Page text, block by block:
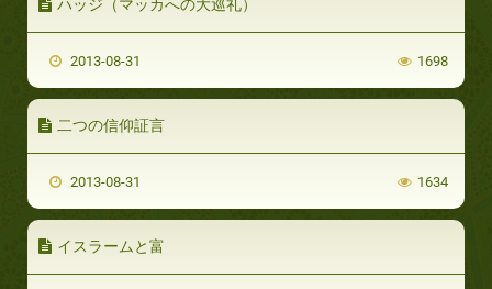
ハッジ（マッカへの大巡礼）
2013-08-31 1698
二つの信仰証言
2013-08-31 1634
イスラームと富